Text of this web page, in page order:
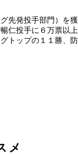
先発投手部門）を獲
仁投手に６万票以上
トップの１１勝、防
メ